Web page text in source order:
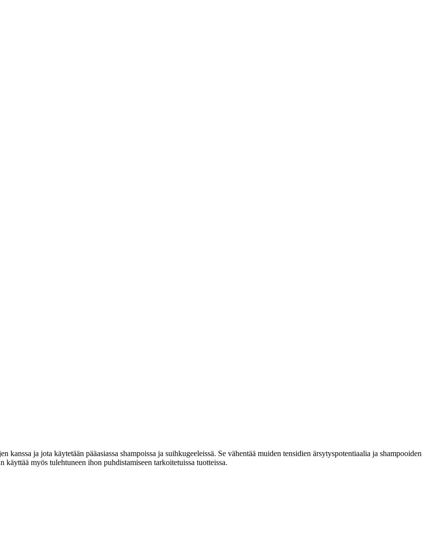
ja jota käytetään pääasiassa shampoissa ja suihkugeeleissä. Se vähentää muiden tensidien ärsytyspotentiaalia ja shampooiden
myös tulehtuneen ihon puhdistamiseen tarkoitetuissa tuotteissa.